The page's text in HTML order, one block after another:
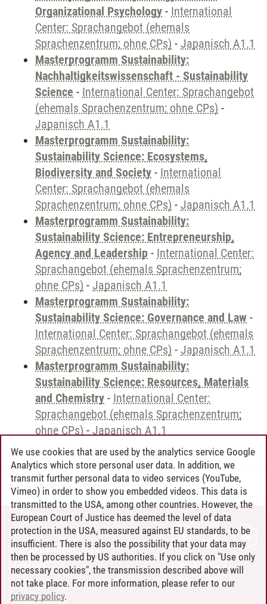
Organizational Psychology - International
Center: Sprachangebot (ehemals
Sprachenzentrum; ohne CPs) - Japanisch A1.1
Masterprogramm Sustainability:
Nachhaltigkeitswissenschaft - Sustainability
Science - International Center: Sprachangebot
(ehemals Sprachenzentrum; ohne CPs) -
Japanisch A1.1
Masterprogramm Sustainability:
Sustainability Science: Ecosystems,
Biodiversity and Society - International
Center: Sprachangebot (ehemals
Sprachenzentrum; ohne CPs) - Japanisch A1.1
Masterprogramm Sustainability:
Sustainability Science: Entrepreneurship,
Agency and Leadership - International Center:
Sprachangebot (ehemals Sprachenzentrum;
ohne CPs) - Japanisch A1.1
Masterprogramm Sustainability:
Sustainability Science: Governance and Law -
International Center: Sprachangebot (ehemals
Sprachenzentrum; ohne CPs) - Japanisch A1.1
Masterprogramm Sustainability:
Sustainability Science: Resources, Materials
and Chemistry - International Center:
Sprachangebot (ehemals Sprachenzentrum;
ohne CPs) - Japanisch A1.1
Andreea Tribel 30.06.2024
CONTACT
LEUPHANA AS EMPLOYER
INTRANET
SITE NOTICE
PRIVACY POLICY
We use cookies that are used by the analytics service Google
Analytics which store personal user data. In addition, we
transmit further personal data to video services (YouTube,
Vimeo) in order to show you embedded videos. This data is
transmitted to the USA, among other countries. However, the
European Court of Justice has deemed the level of data
protection in the USA, measured against EU standards, to be
insufficient. There is also the possibility that your data may
then be processed by US authorities. If you click on "Use only
necessary cookies", the transmission described above will
not take place. For more information, please refer to our
privacy policy.